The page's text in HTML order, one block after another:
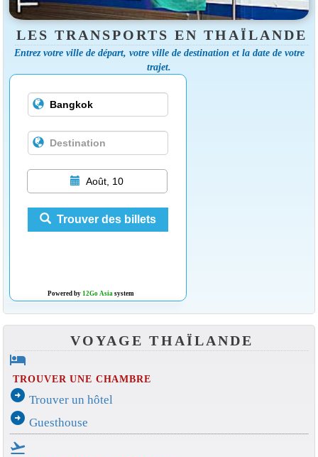
LES TRANSPORTS EN THAÏLANDE
Entrez votre ville de départ, votre ville de destination et la date de votre
trajet.
Août, 10
Trouver des billets
Powered by 12Go Asiasystem
VOYAGE THAÏLANDE
hotel
TROUVER UNE CHAMBRE
arrow_circle_right Trouver un hôtel
arrow_circle_right Guesthouse
flight_takeoff